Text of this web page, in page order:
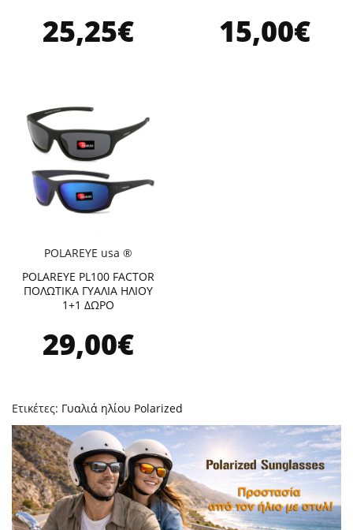
25,25€ 15,00€
POLAREYE usa ®
POLAREYE PL100 FACTOR
ΠΟΛΩΤΙΚΑ ΓΥΑΛΙΑ ΗΛΙΟΥ
1+1 ΔΩΡΟ
29,00€
Ετικέτες: Γυαλιά ηλίου Polarized